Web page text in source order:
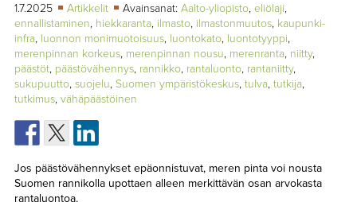
1.7.2025 Artikkelit Avainsanat: Aalto-yliopisto, eliölaji,
ennallistaminen, hiekkaranta, ilmasto, ilmastonmuutos, kaupunki-
infra, luonnon monimuotoisuus, luontokato, luontotyyppi,
merenpinnan korkeus, merenpinnan nousu, merenranta, niitty,
päästöt, päästövähennys, rannikko, rantaluonto, rantaniitty,
sukupuutto, suojelu, Suomen ympäristökeskus, tulva, tutkija,
tutkimus, vähäpäästöinen
Jos päästövähennykset epäonnistuvat, meren pinta voi nousta
Suomen rannikolla upottaen alleen merkittävän osan arvokasta
rantaluontoa.